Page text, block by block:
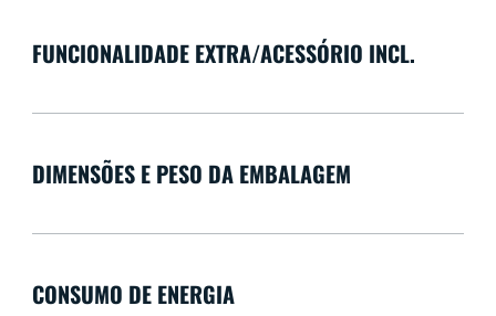
FUNCIONALIDADE EXTRA/ACESSÓRIO INCL.
DIMENSÕES E PESO DA EMBALAGEM
CONSUMO DE ENERGIA